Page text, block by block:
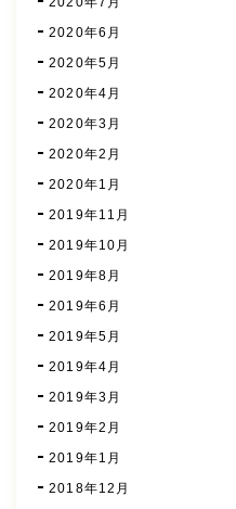
2020年6月
2020年5月
2020年4月
2020年3月
2020年2月
2020年1月
2019年11月
2019年10月
2019年8月
2019年6月
2019年5月
2019年4月
2019年3月
2019年2月
2019年1月
2018年12月